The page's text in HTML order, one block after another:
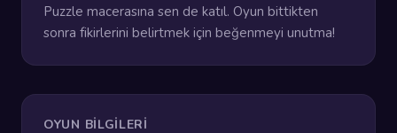
Puzzle macerasına sen de katıl. Oyun bittikten
sonra fikirlerini belirtmek için beğenmeyi unutma!
OYUN BILGILERI